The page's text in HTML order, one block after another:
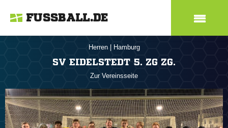
FUSSBALL.DE
Herren Hamburg
SV EIDELSTEDT 5. ZG ZG.
Zur Vereinsseite